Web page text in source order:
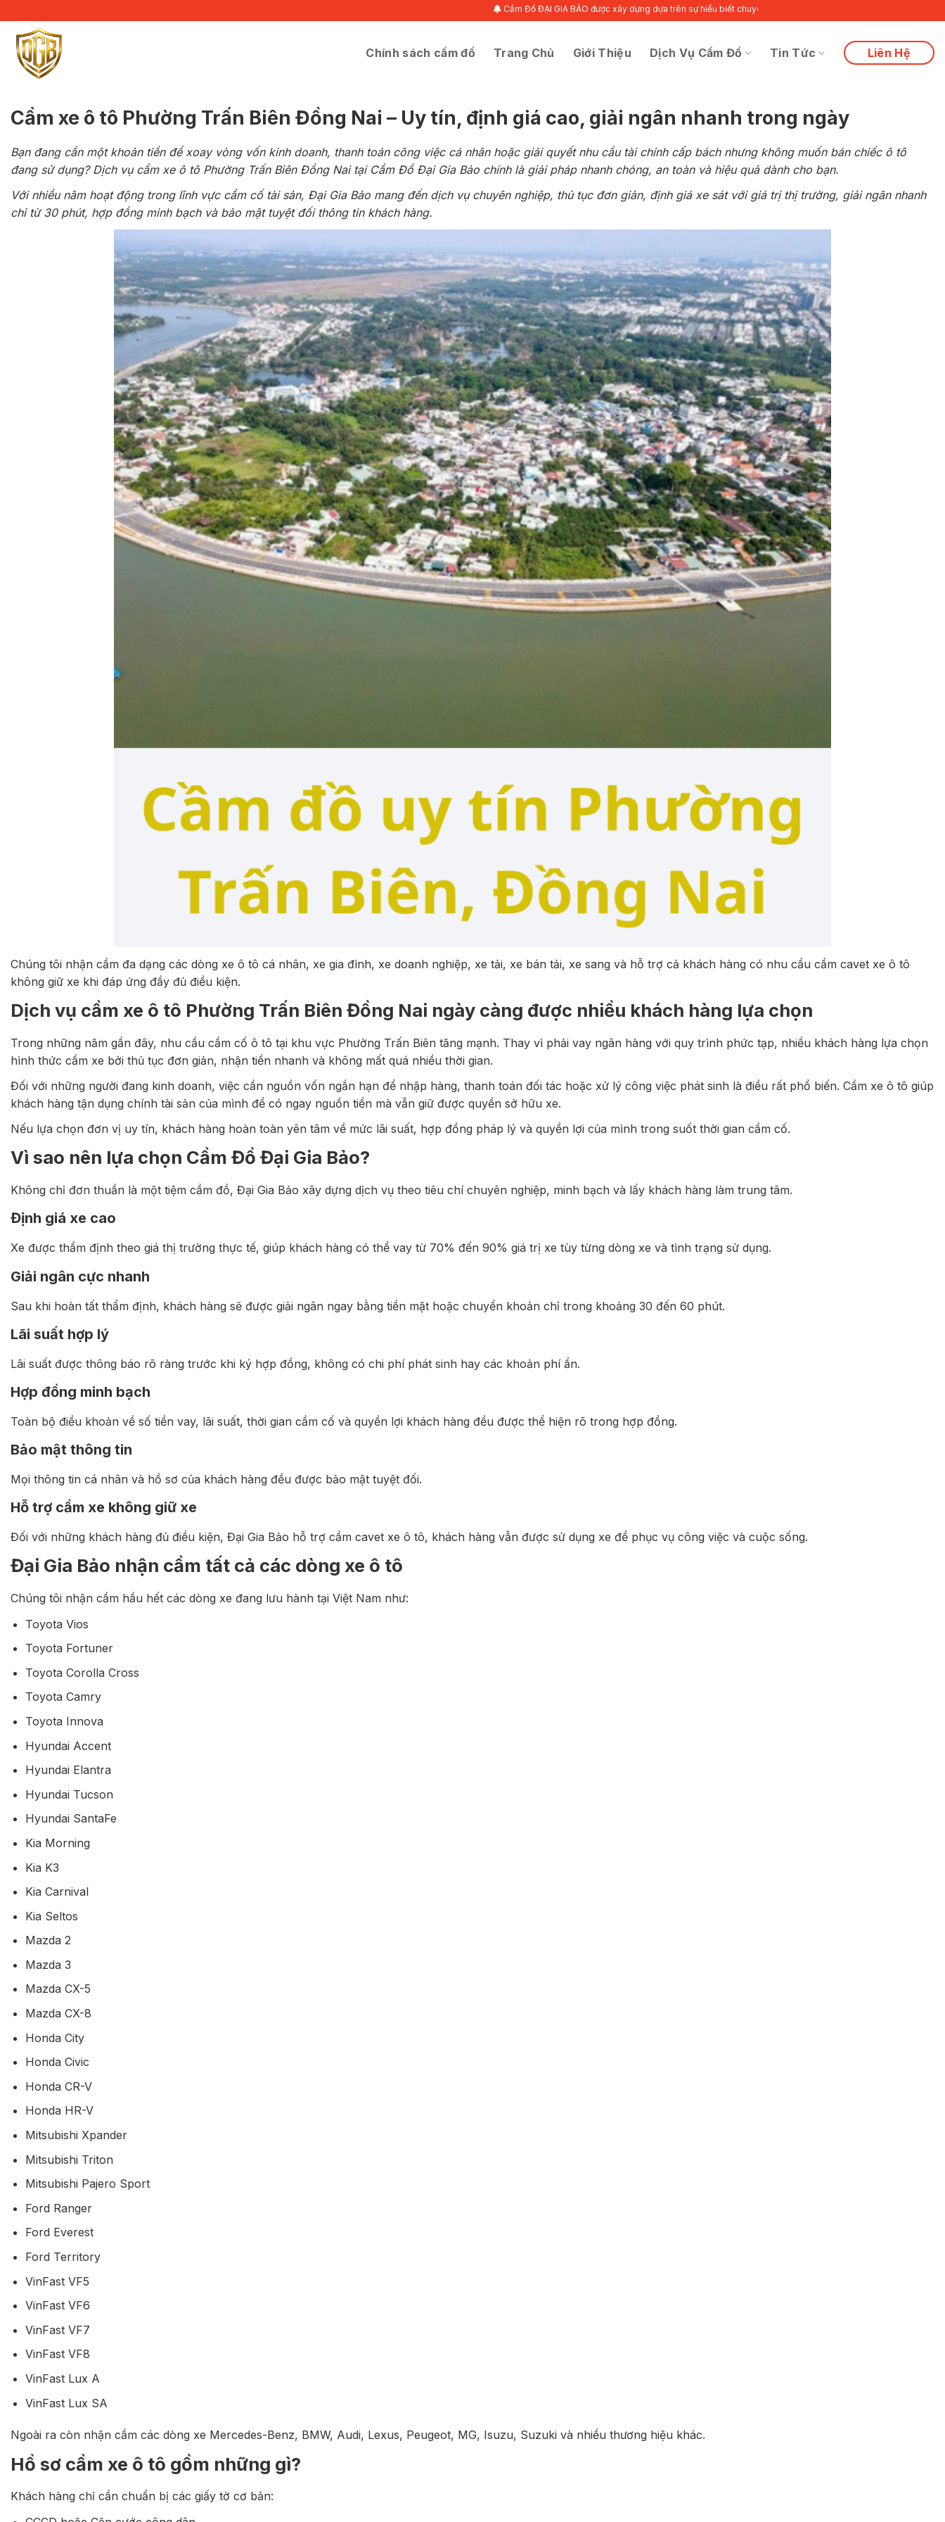
qua
dung
Cầm Đồ ĐẠI GIA BẢO được xây dựng dựa trên sự hiểu biết chuyên sâu về nhu cầu cũng như vấn đề riêng biệt của từng khách
Chính sách cầm đồ Trang Chủ Giới Thiệu Dịch Vụ Cầm Đồ Tin Tức Liên Hệ
Cầm xe ô tô Phường Trấn Biên Đồng Nai – Uy tín, định giá cao, giải ngân nhanh trong ngày
Bạn đang cần một khoản tiền để xoay vòng vốn kinh doanh, thanh toán công việc cá nhân hoặc giải quyết nhu cầu tài chính cấp bách nhưng không muốn bán chiếc ô tô
đang sử dụng? Dịch vụ cầm xe ô tô Phường Trấn Biên Đồng Nai tại Cầm Đồ Đại Gia Bảo chính là giải pháp nhanh chóng, an toàn và hiệu quả dành cho bạn.
Với nhiều năm hoạt động trong lĩnh vực cầm cố tài sản, Đại Gia Bảo mang đến dịch vụ chuyên nghiệp, thủ tục đơn giản, định giá xe sát với giá trị thị trường, giải ngân nhanh
chỉ từ 30 phút, hợp đồng minh bạch và bảo mật tuyệt đối thông tin khách hàng.
Chúng tôi nhận cầm đa dạng các dòng xe ô tô cá nhân, xe gia đình, xe doanh nghiệp, xe tải, xe bán tải, xe sang và hỗ trợ cả khách hàng có nhu cầu cầm cavet xe ô tô
không giữ xe khi đáp ứng đầy đủ điều kiện.
Dịch vụ cầm xe ô tô Phường Trấn Biên Đồng Nai ngày càng được nhiều khách hàng lựa chọn
Trong những năm gần đây, nhu cầu cầm cố ô tô tại khu vực Phường Trấn Biên tăng mạnh. Thay vì phải vay ngân hàng với quy trình phức tạp, nhiều khách hàng lựa chọn
hình thức cầm xe bởi thủ tục đơn giản, nhận tiền nhanh và không mất quá nhiều thời gian.
Đối với những người đang kinh doanh, việc cần nguồn vốn ngắn hạn để nhập hàng, thanh toán đối tác hoặc xử lý công việc phát sinh là điều rất phổ biến. Cầm xe ô tô giúp
khách hàng tận dụng chính tài sản của mình để có ngay nguồn tiền mà vẫn giữ được quyền sở hữu xe.
Nếu lựa chọn đơn vị uy tín, khách hàng hoàn toàn yên tâm về mức lãi suất, hợp đồng pháp lý và quyền lợi của mình trong suốt thời gian cầm cố.
Vì sao nên lựa chọn Cầm Đồ Đại Gia Bảo?
Không chỉ đơn thuần là một tiệm cầm đồ, Đại Gia Bảo xây dựng dịch vụ theo tiêu chí chuyên nghiệp, minh bạch và lấy khách hàng làm trung tâm.
Định giá xe cao
Xe được thẩm định theo giá thị trường thực tế, giúp khách hàng có thể vay từ 70% đến 90% giá trị xe tùy từng dòng xe và tình trạng sử dụng.
Giải ngân cực nhanh
Sau khi hoàn tất thẩm định, khách hàng sẽ được giải ngân ngay bằng tiền mặt hoặc chuyển khoản chỉ trong khoảng 30 đến 60 phút.
Lãi suất hợp lý
Lãi suất được thông báo rõ ràng trước khi ký hợp đồng, không có chi phí phát sinh hay các khoản phí ẩn.
Hợp đồng minh bạch
Toàn bộ điều khoản về số tiền vay, lãi suất, thời gian cầm cố và quyền lợi khách hàng đều được thể hiện rõ trong hợp đồng.
Bảo mật thông tin
Mọi thông tin cá nhân và hồ sơ của khách hàng đều được bảo mật tuyệt đối.
Hỗ trợ cầm xe không giữ xe
Đối với những khách hàng đủ điều kiện, Đại Gia Bảo hỗ trợ cầm cavet xe ô tô, khách hàng vẫn được sử dụng xe để phục vụ công việc và cuộc sống.
Đại Gia Bảo nhận cầm tất cả các dòng xe ô tô
Chúng tôi nhận cầm hầu hết các dòng xe đang lưu hành tại Việt Nam như:
Toyota Vios
Toyota Fortuner
Toyota Corolla Cross
Toyota Camry
Toyota Innova
Hyundai Accent
Hyundai Elantra
Hyundai Tucson
Hyundai SantaFe
Kia Morning
Kia K3
Kia Carnival
Kia Seltos
Mazda 2
Mazda 3
Mazda CX-5
Mazda CX-8
Honda City
Honda Civic
Honda CR-V
Honda HR-V
Mitsubishi Xpander
Mitsubishi Triton
Mitsubishi Pajero Sport
Ford Ranger
Ford Everest
Ford Territory
VinFast VF5
VinFast VF6
VinFast VF7
VinFast VF8
VinFast Lux A
VinFast Lux SA
Ngoài ra còn nhận cầm các dòng xe Mercedes-Benz, BMW, Audi, Lexus, Peugeot, MG, Isuzu, Suzuki và nhiều thương hiệu khác.
Hồ sơ cầm xe ô tô gồm những gì?
Khách hàng chỉ cần chuẩn bị các giấy tờ cơ bản: